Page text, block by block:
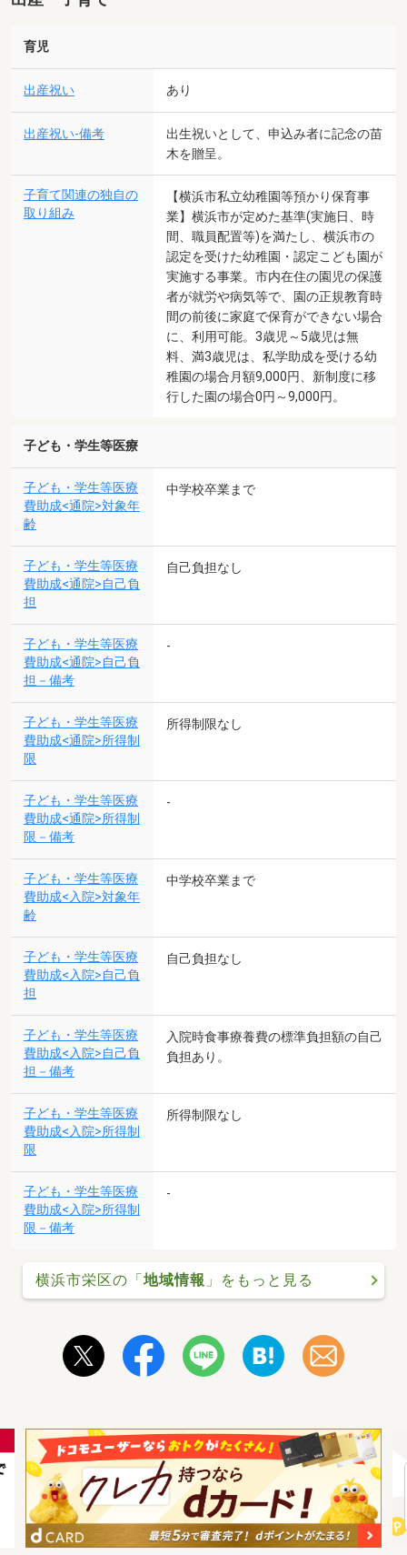
育児
出産祝い あり
出産祝い-備考
出生祝いとして、申込み者に記念の苗
木を贈呈。
子育て関連の独自の
取り組み
【横浜市私立幼稚園等預かり保育事
業】横浜市が定めた基準(実施日、時
間、職員配置等)を満たし、横浜市の
認定を受けた幼稚園・認定こども園が
実施する事業。市内在住の園児の保護
者が就労や病気等で、園の正規教育時
間の前後に家庭で保育ができない場合
に、利用可能。3歳児～5歳児は無
料、満3歳児は、私学助成を受ける幼
稚園の場合月額9,000円、新制度に移
行した園の場合0円～9,000円。
子ども・学生等医療
子ども・学生等医療
費助成<通院>対象年
齢
中学校卒業まで
子ども・学生等医療
費助成<通院>自己負
担
自己負担なし
子ども・学生等医療
費助成<通院>自己負
担－備考
-
子ども・学生等医療
費助成<通院>所得制
限
所得制限なし
子ども・学生等医療
費助成<通院>所得制
限－備考
-
子ども・学生等医療
費助成<入院>対象年
齢
中学校卒業まで
子ども・学生等医療
費助成<入院>自己負
担
自己負担なし
子ども・学生等医療
費助成<入院>自己負
担－備考
入院時食事療養費の標準負担額の自己
負担あり。
子ども・学生等医療
費助成<入院>所得制
限
所得制限なし
子ども・学生等医療
費助成<入院>所得制
限－備考
-
横浜市栄区の「地域情報 」をもっと見る